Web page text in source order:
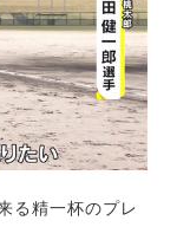
る精一杯のプレ